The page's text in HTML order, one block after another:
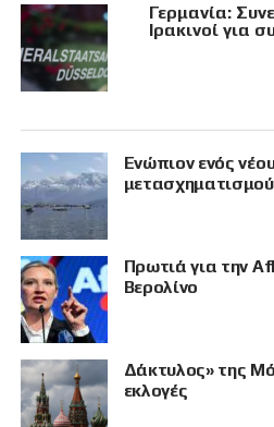
Γερμανία:
Ιρακινοί για
Eνώπιον ενός
Πρωτιά για την
Βερολίνο
Δάκτυλος» της
εκλογές